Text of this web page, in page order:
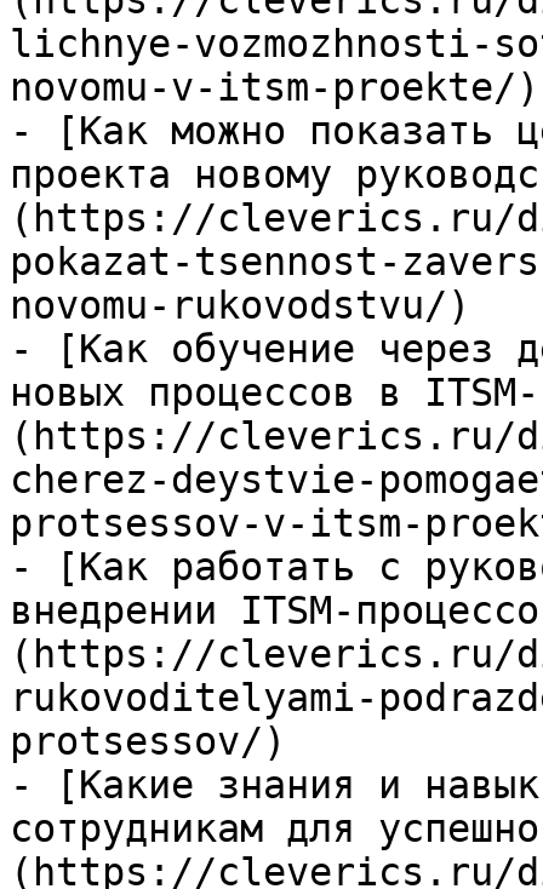
lichnye-vozmozhnosti-
novomu-v-itsm-proekte/)
- [Как можно показать
проекта новому
(https://cleverics.ru/
pokazat-tsennost-
novomu-rukovodstvu/)
- [Как обучение через
новых процессов в
(https://cleverics.ru/
cherez-deystvie-
protsessov-v-itsm-
- [Как работать с
внедрении ITSM-
(https://cleverics.ru/
rukovoditelyami-
protsessov/)
- [Какие знания и
сотрудникам для
(https://cleverics.ru/